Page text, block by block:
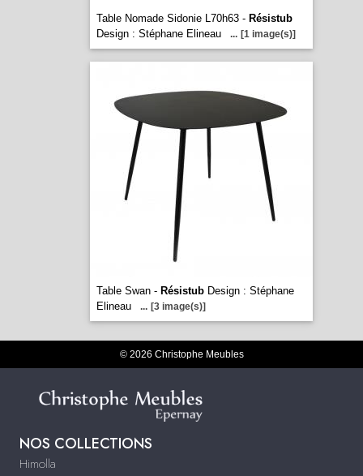
Table Nomade Sidonie L70h63 - Résistub
Design : Stéphane Elineau
... [1 image(s)]
Table Swan - RésistubDesign : Stéphane
Elineau
... [3 image(s)]
© 2026 Christophe Meubles
NOS COLLECTIONS
Himolla